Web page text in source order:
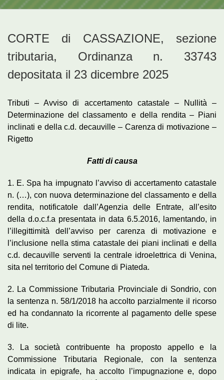
CORTE di CASSAZIONE, sezione
tributaria, Ordinanza n. 33743
depositata il 23 dicembre 2025
Tributi – Avviso di accertamento catastale – Nullità –
Determinazione del classamento e della rendita – Piani
inclinati e della c.d. decauville – Carenza di motivazione –
Rigetto
Fatti di causa
1. E. Spa ha impugnato l’avviso di accertamento catastale
n. (…), con nuova determinazione del classamento e della
rendita, notificatole dall’Agenzia delle Entrate, all’esito
della d.o.c.f.a presentata in data 6.5.2016, lamentando, in
l’illegittimità dell’avviso per carenza di motivazione e
l’inclusione nella stima catastale dei piani inclinati e della
c.d. decauville serventi la centrale idroelettrica di Venina,
sita nel territorio del Comune di Piateda.
2. La Commissione Tributaria Provinciale di Sondrio, con
la sentenza n. 58/1/2018 ha accolto parzialmente il ricorso
ed ha condannato la ricorrente al pagamento delle spese
di lite.
3. La società contribuente ha proposto appello e la
Commissione Tributaria Regionale, con la sentenza
indicata in epigrafe, ha accolto l’impugnazione e, dopo